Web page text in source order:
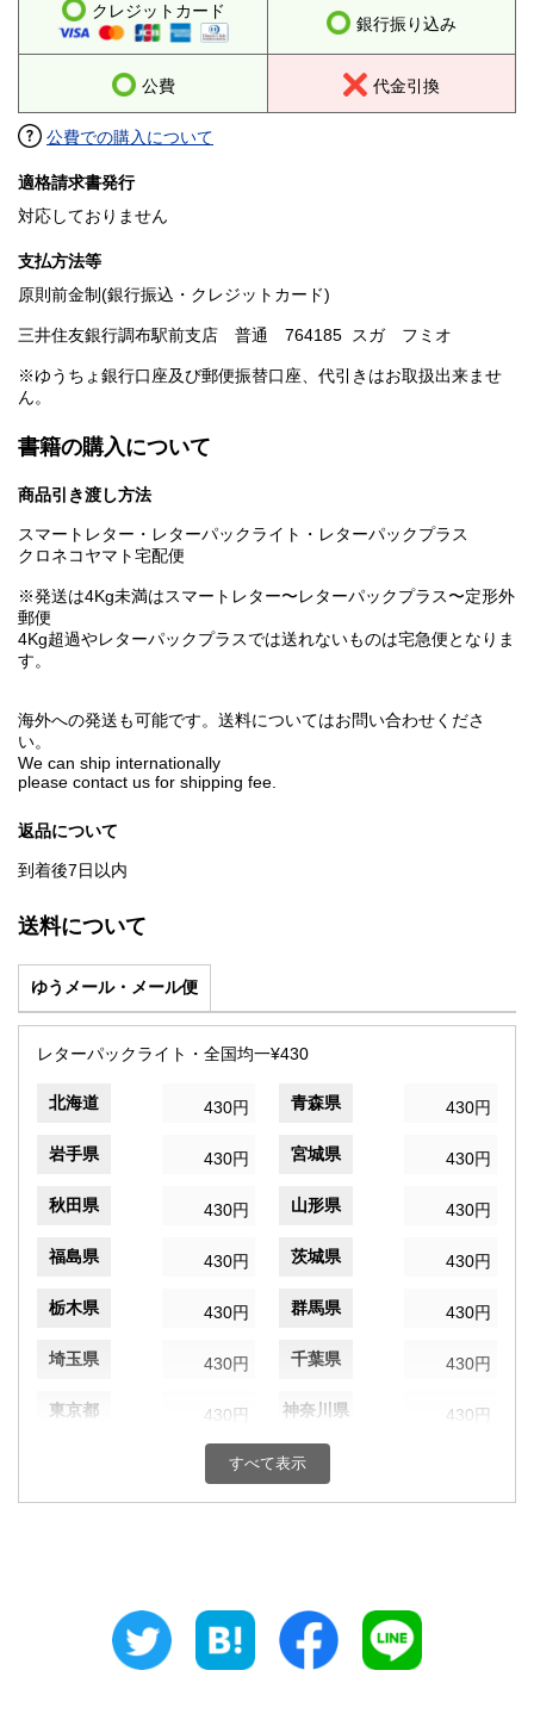
クレジットカード
銀行振り込み
公費 代金引換
公費での購入について
適格請求書発行
対応しておりません
支払方法等
原則前金制(銀行振込・クレジットカード)
三井住友銀行調布駅前支店 普通 764185 スガ フミオ
※ゆうちょ銀行口座及び郵便振替口座、代引きはお取扱出来ませ
ん。
書籍の購入について
商品引き渡し方法
スマートレター・レターパックライト・レターパックプラス
クロネコヤマト宅配便
※発送は4Kg未満はスマートレター〜レターパックプラス〜定形外
郵便
4Kg超過やレターパックプラスでは送れないものは宅急便となりま
す。
海外への発送も可能です。送料についてはお問い合わせくださ
い。
We can ship internationally
please contact us for shipping fee.
返品について
到着後7日以内
送料について
ゆうメール・メール便
レターパックライト・全国均一¥430
北海道 430円 青森県 430円
岩手県 430円 宮城県 430円
秋田県 430円 山形県 430円
福島県 430円 茨城県 430円
栃木県 430円 群馬県 430円
埼玉県 430円 千葉県 430円
東京都 430円 神奈川県 430円
430円 富山県
静岡県
430円 三重県
すべて表示